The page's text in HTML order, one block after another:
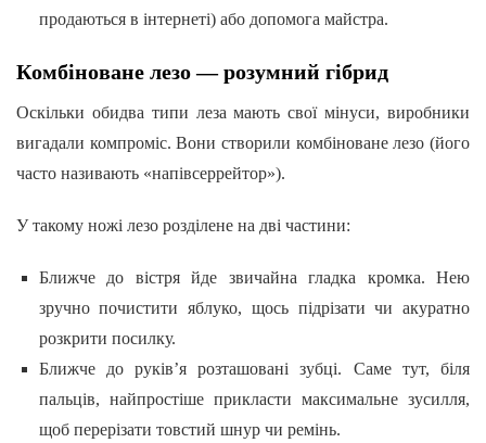
продаються в інтернеті) або допомога майстра.
Комбіноване лезо — розумний гібрид
Оскільки обидва типи леза мають свої мінуси, виробники
вигадали компроміс. Вони створили комбіноване лезо (його
часто називають «напівсеррейтор»).
У такому ножі лезо розділене на дві частини:
Ближче до вістря йде звичайна гладка кромка. Нею
зручно почистити яблуко, щось підрізати чи акуратно
розкрити посилку.
Ближче до руків’я розташовані зубці. Саме тут, біля
пальців, найпростіше прикласти максимальне зусилля,
щоб перерізати товстий шнур чи ремінь.